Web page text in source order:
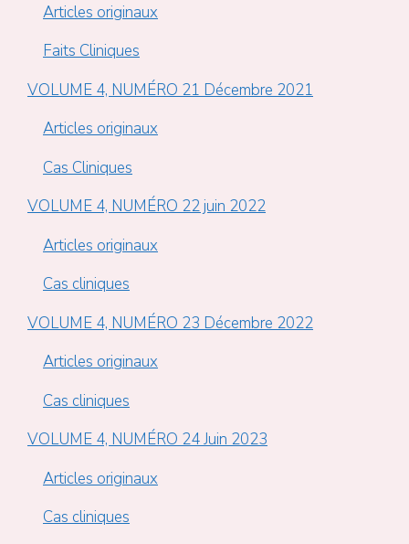
Articles originaux
Faits Cliniques
VOLUME 4, NUMÉRO 21 Décembre 2021
Articles originaux
Cas Cliniques
VOLUME 4, NUMÉRO 22 juin 2022
Articles originaux
Cas cliniques
VOLUME 4, NUMÉRO 23 Décembre 2022
Articles originaux
Cas cliniques
VOLUME 4, NUMÉRO 24 Juin 2023
Articles originaux
Cas cliniques